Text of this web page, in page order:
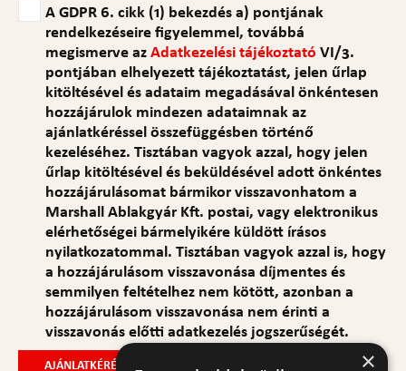
A GDPR 6. cikk (1) bekezdés a) pontjának
rendelkezéseire figyelemmel, továbbá
megismerve azAdatkezelési tájékoztató VI/3.
pontjában elhelyezett tájékoztatást, jelen űrlap
kitöltésével és adataim megadásával önkéntesen
hozzájárulok mindezen adataimnak az
ajánlatkéréssel összefüggésben történő
kezeléséhez. Tisztában vagyok azzal, hogy jelen
űrlap kitöltésével és beküldésével adott önkéntes
hozzájárulásomat bármikor visszavonhatom a
Marshall Ablakgyár Kft. postai, vagy elektronikus
elérhetőségei bármelyikére küldött írásos
nyilatkozatommal. Tisztában vagyok azzal is, hogy
a hozzájárulásom visszavonása díjmentes és
semmilyen feltételhez nem kötött, azonban a
hozzájárulásom visszavonása nem érinti a
visszavonás előtti adatkezelés jogszerűségét.
×